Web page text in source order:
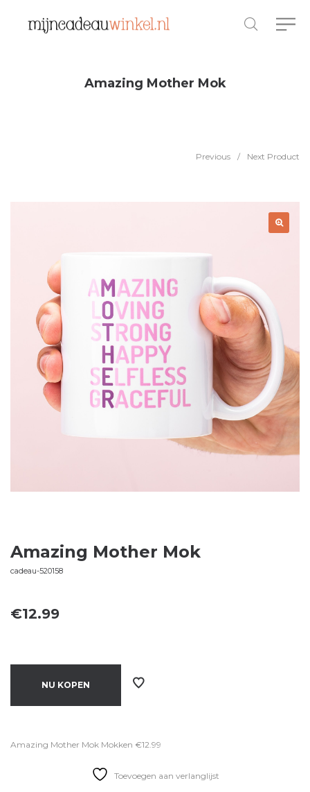
Amazing Mother Mok
Previous / Next Product
Amazing Mother Mok
cadeau-520158
€12.99
NU KOPEN
Amazing Mother Mok Mokken €12.99
Toevoegen aan verlanglijst